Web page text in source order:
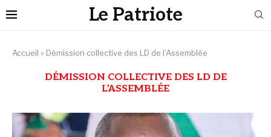
Le Patriote
Accueil » Démission collective des LD de l’Assemblée
DÉMISSION COLLECTIVE DES LD DE
L’ASSEMBLÉE